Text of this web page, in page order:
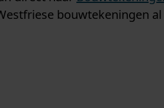
bouwtekeningen al